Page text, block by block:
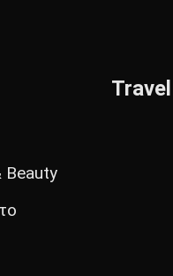
Beauty
Travel